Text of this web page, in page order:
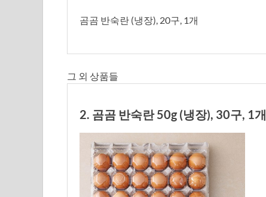
곰곰 반숙란 (냉장), 20구, 1개
그 외 상품들
2. 곰곰 반숙란 50g (냉장), 30구, 1개